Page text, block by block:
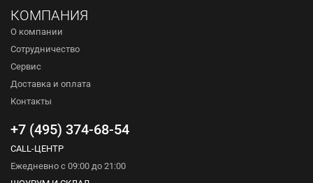
КОМПАНИЯ
О компании
Сотрудничество
Сервис
Доставка и оплата
Контакты
+7 (495) 374-68-54
CALL-ЦЕНТР
Ежедневно с 09:00 до 21:00